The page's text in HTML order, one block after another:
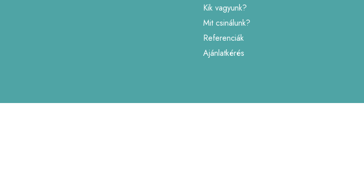
Kik vagyunk?
Mit csinálunk?
Referenciák
Ajánlatkérés